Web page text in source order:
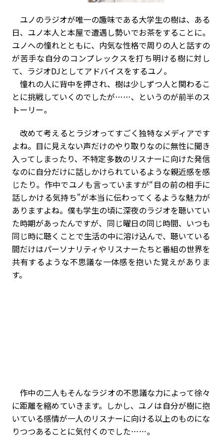
ユノのラジオが唯一の趣味である大学生の樹は、ある
日、ユノ本人と本屋で遭遇し勢いでお茶をすることに。
ユノへの憧れとともに、内気な性格で周りの人と話すの
が苦手な自分のコンプレックスを打ち明ける樹に対し
て、ラジオDJとしてアドバイスをするユノ。
憧れの人に背中を押され、樹は少しずつ人と関わるこ
とに挑戦していくのでしたが……、というのが前半のス
トーリー。
改めて考えるとラジオってすごく独特なメディアです
よね。目に見えない声だけのやり取りなのに無性に聞き
入ってしまったり、不特定多数のリスナーに向けた発信
なのに自分だけに話しかけられているような親近感を感
じたり。作中でユノも言っていますが“目の前の相手に
話しかける気持ち”が本当に伝わってくるような魅力が
ありますよね。僕も学生の頃に深夜のラジオを聴いてい
た時期があったんですが、同じ曜日の同じ時間、いつも
同じ時に聴くことで生活の中に溶け込んで、聴いている
間だけはパーソナリティやリスナーたちと番組の世界を
共有するような不思議な一体感を抱いた覚えがありま
す。
作中の二人もそんなラジオの不思議な力によって徐々
に距離を縮めていきます。しかし、ユノは自分が樹に抱
いている感情が一人のリスナーに向ける以上のものにな
りつつあることに気付くのでした……。